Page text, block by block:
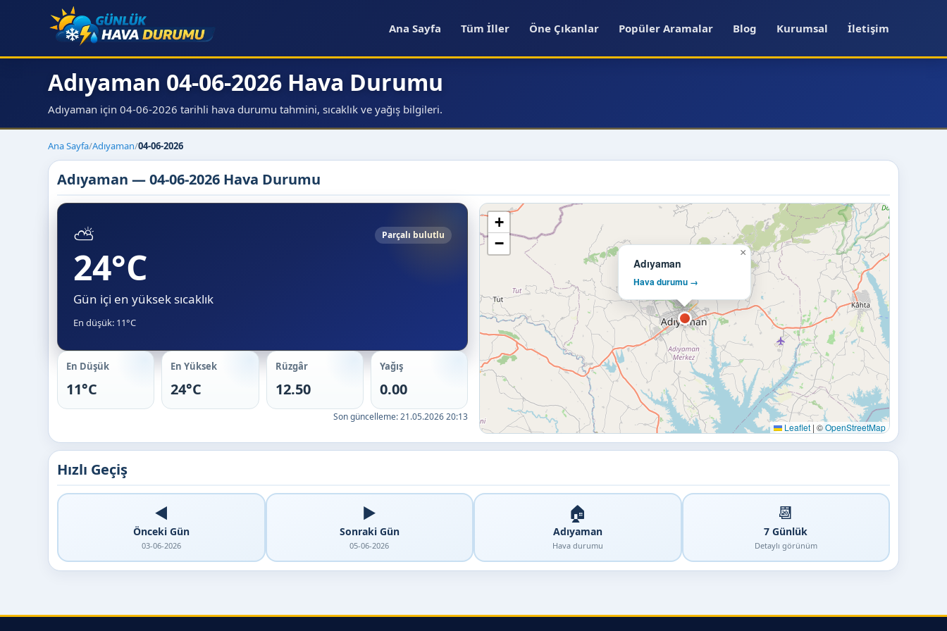
Ana Sayfa Tüm İller Öne Çıkanlar Popüler Aramalar Blog Kurumsal İletişim
Adıyaman 04-06-2026 Hava Durumu
Adıyaman için 04-06-2026 tarihli hava durumu tahmini, sıcaklık ve yağış bilgileri.
Ana Sayfa/Adıyaman/04-06-2026
Adıyaman — 04-06-2026 Hava Durumu
⛅ Parçalı bulutlu
24°C
Gün içi en yüksek sıcaklık
En düşük: 11°C
En Düşük
11°C
En Yüksek
24°C
Rüzgâr
12.50
Yağış
0.00
Son güncelleme:21.05.2026 20:13
Adıyaman
Hava durumu →
×
+
−
Leaflet | ©OpenStreetMap
Hızlı Geçiş
◀️
Önceki Gün
03-06-2026
▶️
Sonraki Gün
05-06-2026
🏠
Adıyaman
Hava durumu
📆
7 Günlük
Detaylı görünüm